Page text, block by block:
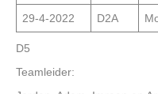
29-4-2022 D2A
D5
Teamleider: